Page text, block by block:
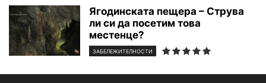
Ягодинската пещера – Струва
ли си да посетим това
местенце?
ЗАБЕЛЕЖИТЕЛНОСТИ